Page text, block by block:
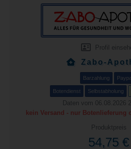
Profil
Zabo-
Barzahlung
Botendienst Selbstabholung
Daten vom 06.08.2026
kein Versand - nur Botenlieferung
Produktpreis
54,75 €